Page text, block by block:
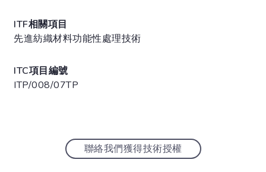
ITF相關項目
先進紡織材料功能性處理技術
ITC項目編號
ITP/008/07TP
聯絡我們獲得技術授權